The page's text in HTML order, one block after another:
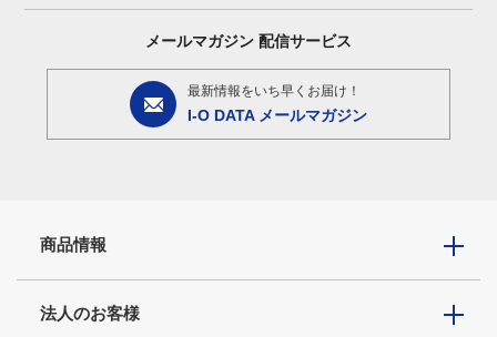
メールマガジン 配信サービス
最新情報をいち早くお届け！
I-O DATA メールマガジン
商品情報
法人のお客様